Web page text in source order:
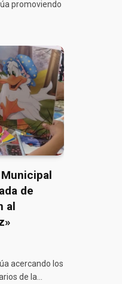
promoviendo
Municipal
de
al
acercando los
de la…